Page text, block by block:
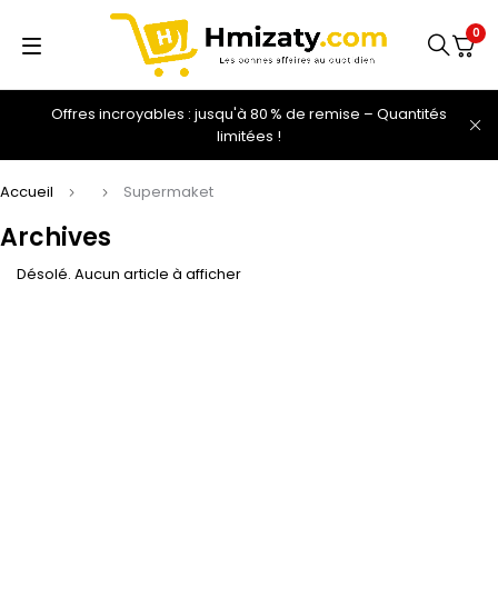
Offres incroyables : jusqu'à 80 % de remise – Quantités
limitées !
0
Archives
Accueil Supermaket
Désolé. Aucun article à afficher